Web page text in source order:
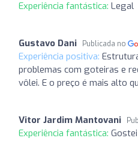
Experiência fantástica: Legal
Gustavo Dani Publicada no
Experiência positiva:
problemas com goteiras e
vôlei. E o preço é mais alto
Vitor Jardim Mantovani
Experiência fantástica: Gostei